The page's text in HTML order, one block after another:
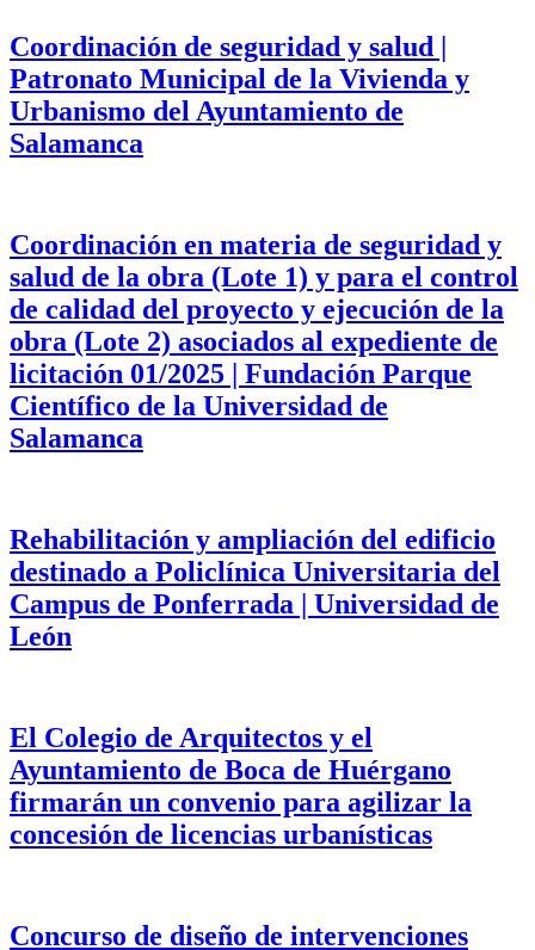
Coordinación de seguridad y salud |
Patronato Municipal de la Vivienda y
Urbanismo del Ayuntamiento de
Salamanca
Coordinación en materia de seguridad y
salud de la obra (Lote 1) y para el control
de calidad del proyecto y ejecución de la
obra (Lote 2) asociados al expediente de
licitación 01/2025 | Fundación Parque
Científico de la Universidad de
Salamanca
Rehabilitación y ampliación del edificio
destinado a Policlínica Universitaria del
Campus de Ponferrada | Universidad de
León
El Colegio de Arquitectos y el
Ayuntamiento de Boca de Huérgano
firmarán un convenio para agilizar la
concesión de licencias urbanísticas
Concurso de diseño de intervenciones